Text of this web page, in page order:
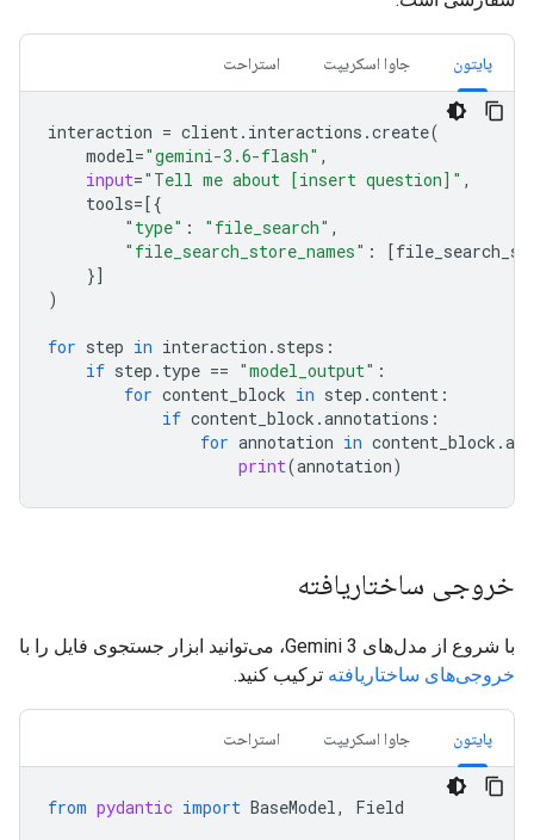
پایتون جاوا اسکریپت استراحت
interaction = client. interactions .create(
model="gemini-3.6-flash" ,
input="Tell me about [insert question]" ,
tools=[{
"type" : "file_search" ,
"file_search_store_names" : [
}]
)
for step in interaction . steps :
if step . type == "model_output" :
for content_block in step .content :
if content_block .annotations :
for annotation in content_block .
print(annotation)
خروجی ساختاریافته
با شروع از مدل‌های Gemini 3، می‌توانید ابزار جستجوی فایل را با
خروجی‌های ساختاریافته ترکیب کنید.
پایتون جاوا اسکریپت استراحت
from pydantic import BaseModel, Field